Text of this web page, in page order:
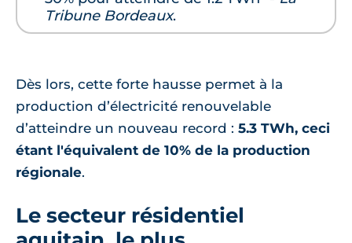
Tribune Bordeaux.
Dès lors, cette forte hausse permet à la
production d’électricité renouvelable
d’atteindre un nouveau record : 5.3 TWh, ceci
étant l'équivalent de 10% de la production
régionale.
Le secteur résidentiel